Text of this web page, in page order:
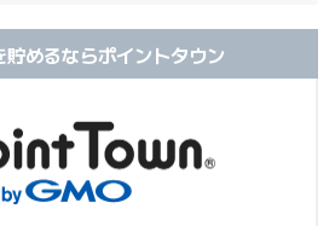
めるならポイントタウン